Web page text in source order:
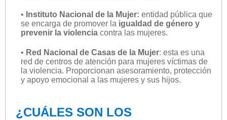
• Instituto Nacional de la Mujer: entidad pública que
se encarga de promover la igualdad de género y
prevenir la violencia contra las mujeres.
• Red Nacional de Casas de la Mujer: esta es una
red de centros de atención para mujeres víctimas de
la violencia. Proporcionan asesoramiento, protección
y apoyo emocional a las mujeres y sus hijos.
¿CUÁLES SON LOS